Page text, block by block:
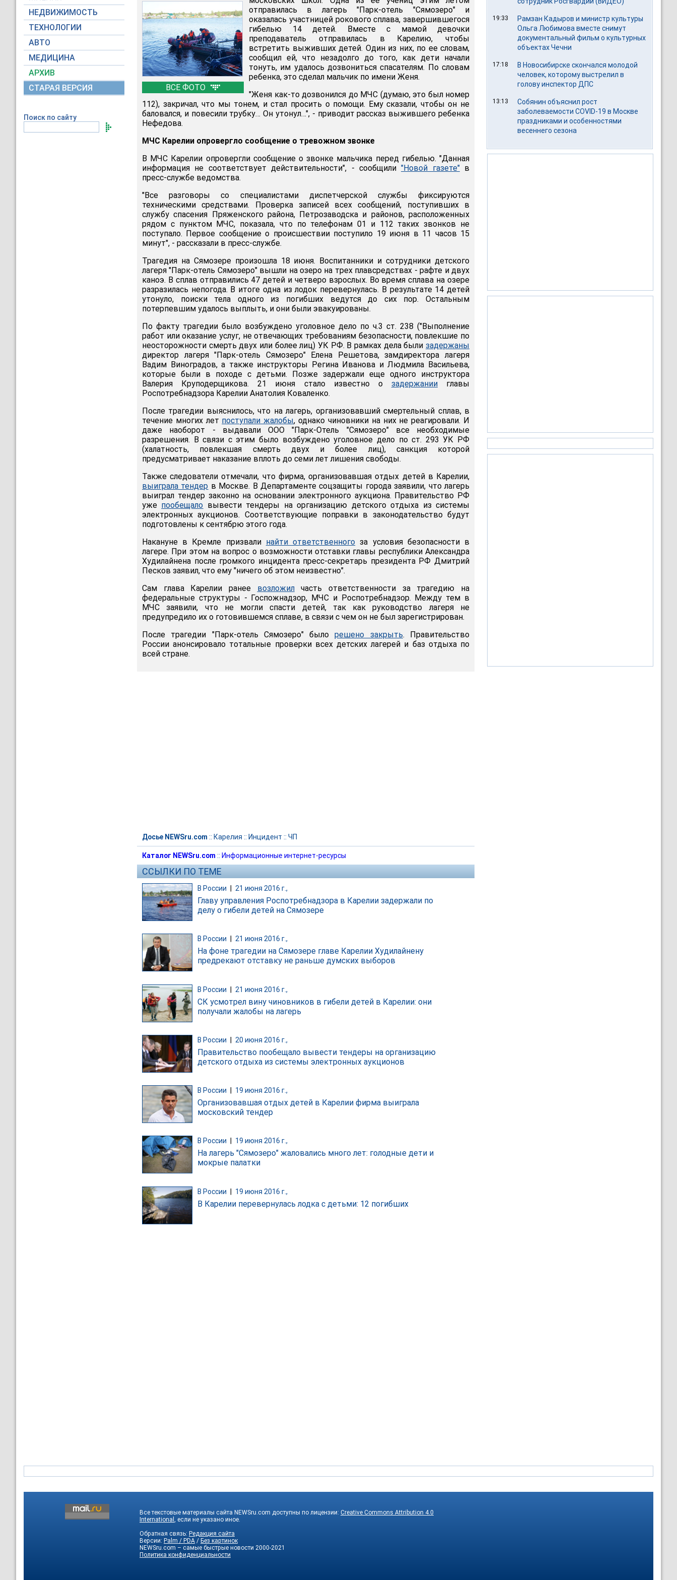
НЕДВИЖИМОСТЬ
ТЕХНОЛОГИИ
АВТО
МЕДИЦИНА
АРХИВ
СТАРАЯ ВЕРСИЯ
Поиск по сайту
ВСЕ ФОТО
отправилась в лагерь "Парк-отель "Сямозеро" и
оказалась участницей рокового сплава, завершившегося
гибелью 14 детей. Вместе с мамой девочки
преподаватель отправилась в Карелию, чтобы
встретить выживших детей. Один из них, по ее словам,
сообщил ей, что незадолго до того, как дети начали
тонуть, им удалось дозвониться спасателям. По словам
ребенка, это сделал мальчик по имени Женя.
"Женя как-то дозвонился до МЧС (думаю, это был номер
112), закричал, что мы тонем, и стал просить о помощи. Ему сказали, чтобы он не
баловался, и повесили трубку… Он утонул…", - приводит рассказ выжившего ребенка
Нефедова.
МЧС Карелии опровергло сообщение о тревожном звонке
В МЧС Карелии опровергли сообщение о звонке мальчика перед гибелью. "Данная
информация не соответствует действительности", - сообщили"Новой газете"в
пресс-службе ведомства.
"Все разговоры со специалистами диспетчерской службы фиксируются
техническими средствами. Проверка записей всех сообщений, поступивших в
службу спасения Пряженского района, Петрозаводска и районов, расположенных
рядом с пунктом МЧС, показала, что по телефонам 01 и 112 таких звонков не
поступало. Первое сообщение о происшествии поступило 19 июня в 11 часов 15
минут", - рассказали в пресс-службе.
Трагедия на Сямозере произошла 18 июня. Воспитанники и сотрудники детского
лагеря "Парк-отель Сямозеро" вышли на озеро на трех плавсредствах - рафте и двух
каноэ. В сплав отправились 47 детей и четверо взрослых. Во время сплава на озере
разразилась непогода. В итоге одна из лодок перевернулась. В результате 14 детей
утонуло, поиски тела одного из погибших ведутся до сих пор. Остальным
потерпевшим удалось выплыть, и они были эвакуированы.
По факту трагедии было возбуждено уголовное дело по ч.3 ст. 238 ("Выполнение
работ или оказание услуг, не отвечающих требованиям безопасности, повлекшие по
неосторожности смерть двух или более лиц) УК РФ. В рамках дела были задержаны
директор лагеря "Парк-отель Сямозеро" Елена Решетова, замдиректора лагеря
Вадим Виноградов, а также инструкторы Регина Иванова и Людмила Васильева,
которые были в походе с детьми. Позже задержали еще одного инструктора
Валерия Круподерщикова. 21 июня стало известно о задержанииглавы
Роспотребнадзора Карелии Анатолия Коваленко.
После трагедии выяснилось, что на лагерь, организовавший смертельный сплав, в
течение многих лет поступали жалобы, однако чиновники на них не реагировали. И
даже наоборот - выдавали ООО "Парк-Отель "Сямозеро" все необходимые
разрешения. В связи с этим было возбуждено уголовное дело по ст. 293 УК РФ
(халатность, повлекшая смерть двух и более лиц), санкция которой
предусматривает наказание вплоть до семи лет лишения свободы.
Также следователи отмечали, что фирма, организовавшая отдых детей в Карелии,
выиграла тендер в Москве. В Департаменте соцзащиты города заявили, что лагерь
выиграл тендер законно на основании электронного аукциона. Правительство РФ
уже пообещало вывести тендеры на организацию детского отдыха из системы
электронных аукционов. Соответствующие поправки в законодательство будут
подготовлены к сентябрю этого года.
Накануне в Кремле призвали найти ответственного за условия безопасности в
лагере. При этом на вопрос о возможности отставки главы республики Александра
Худилайнена после громкого инцидента пресс-секретарь президента РФ Дмитрий
Песков заявил, что ему "ничего об этом неизвестно".
Сам глава Карелии ранее возложилчасть ответственности за трагедию на
федеральные структуры - Госпожнадзор, МЧС и Роспотребнадзор. Между тем в
МЧС заявили, что не могли спасти детей, так как руководство лагеря не
предупредило их о готовившемся сплаве, в связи с чем он не был зарегистрирован.
После трагедии "Парк-отель Сямозеро" былорешено закрыть. Правительство
России анонсировало тотальные проверки всех детских лагерей и баз отдыха по
всей стране.
Досье NEWSru.com :: Карелия :: Инцидент :: ЧП
Каталог NEWSru.com :: Информационные интернет-ресурсы
ССЫЛКИ ПО ТЕМЕ
В России 21 июня 2016 г.,
Главу управления Роспотребнадзора в Карелии задержали по
делу о гибели детей на Сямозере
В России 21 июня 2016 г.,
На фоне трагедии на Сямозере главе Карелии Худилайнену
предрекают отставку не раньше думских выборов
В России | 21 июня 2016 г.,
СК усмотрел вину чиновников в гибели детей в Карелии: они
получали жалобы на лагерь
В России 20 июня 2016 г.,
Правительство пообещало вывести тендеры на организацию
детского отдыха из системы электронных аукционов
В России 19 июня 2016 г.,
Организовавшая отдых детей в Карелии фирма выиграла
московский тендер
В России 19 июня 2016 г.,
На лагерь "Сямозеро" жаловались много лет: голодные дети и
мокрые палатки
В России | 19 июня 2016 г.,
В Карелии перевернулась лодка с детьми: 12 погибших
19:33
Рамзан Кадыров и министр культуры
Ольга Любимова вместе снимут
документальный фильм о культурных
объектах Чечни
17:18
В Новосибирске скончался молодой
человек, которому выстрелил в
голову инспектор ДПС
13:13
Собянин объяснил рост
заболеваемости COVID-19 в Москве
праздниками и особенностями
весеннего сезона
Все текстовые материалы сайта NEWSru.com доступны по лицензии: Creative Commons Attribution 4.0
International
, если не указано иное.
Обратная связь: Редакция сайта
Версии: Palm / PDA / Без картинок
NEWSru.com – самые быстрые новости 2000-2021
Политика конфиденциальности